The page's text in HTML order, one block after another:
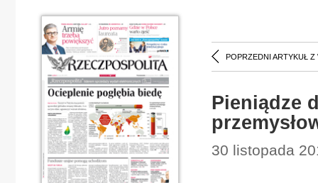
POPRZEDNI ARTYKUŁ Z
Pieniądze
30 listopada